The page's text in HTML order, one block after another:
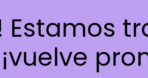
Estamos